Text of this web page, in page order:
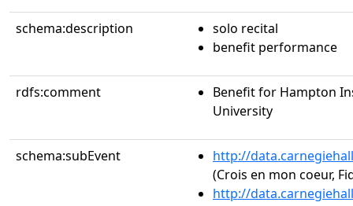
schema:description
solo recital
benefit performance
rdfs:comment
Benefit for Hampton
University
schema:subEvent
http://
(Crois en mon coeur,
http://